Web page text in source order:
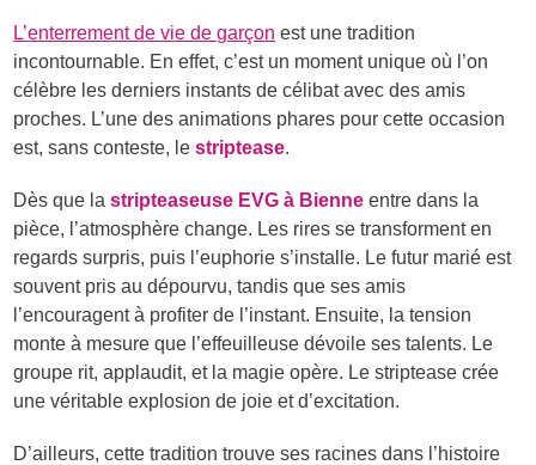
L’enterrement de vie de garçon est une tradition
incontournable. En effet, c’est un moment unique où l’on
célèbre les derniers instants de célibat avec des amis
proches. L’une des animations phares pour cette occasion
est, sans conteste, lestriptease.
Dès que lastripteaseuse EVG à Bienne entre dans la
pièce, l’atmosphère change. Les rires se transforment en
regards surpris, puis l’euphorie s’installe. Le futur marié est
souvent pris au dépourvu, tandis que ses amis
l’encouragent à profiter de l’instant. Ensuite, la tension
monte à mesure que l’effeuilleuse dévoile ses talents. Le
groupe rit, applaudit, et la magie opère. Le striptease crée
une véritable explosion de joie et d’excitation.
D’ailleurs, cette tradition trouve ses racines dans l’histoire